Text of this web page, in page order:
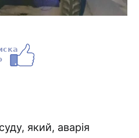
який, аварія